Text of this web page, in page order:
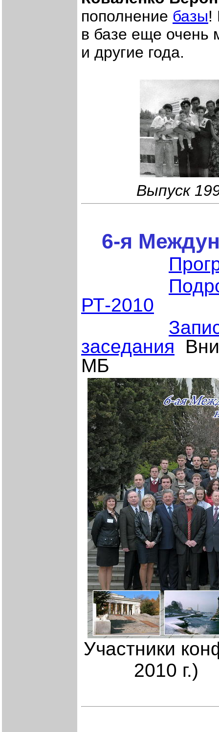
пополнение базы!
в базе еще очень
и другие года.
Выпуск
6-я
РТ-2010
заседания
МБ
Участники
2010